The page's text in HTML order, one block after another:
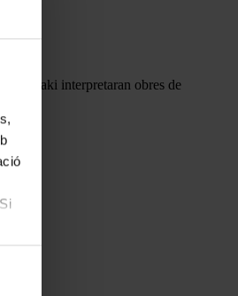
Iwasaki interpretaran obres de